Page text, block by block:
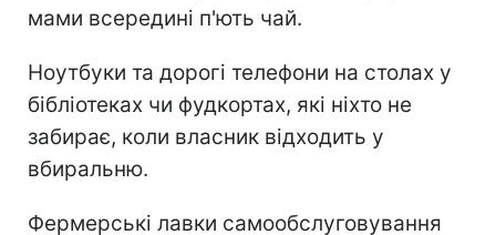
мами всередині п'ють чай.
Ноутбуки та дорогі телефони на столах у
бібліотеках чи фудкортах, які ніхто не
забирає, коли власник відходить у
вбиральню.
Фермерські лавки самообслуговування